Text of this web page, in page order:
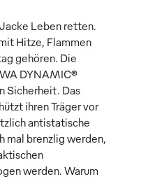
Leben retten.
Hitze, Flammen
gehören. Die
DYNAMIC®
Sicherheit. Das
ihren Träger vor
antistatische
mal brenzlig werden,
werden. Warum